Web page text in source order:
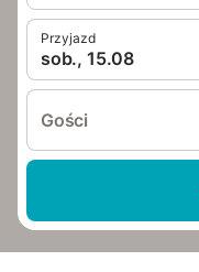
Przyjazd
sob., 15.08
Gości